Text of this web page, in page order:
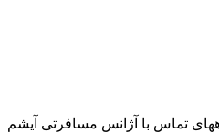
تماس با آژانس مسافرتی آیشم